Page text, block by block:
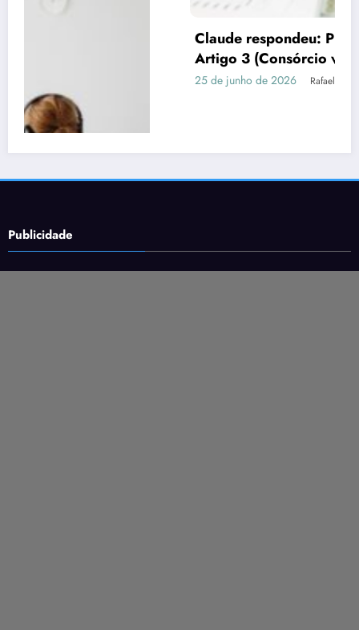
Claude respondeu: Preencha assim para o
Artigo 3 (Consórcio vs Financiamento)
Rafael Ramos